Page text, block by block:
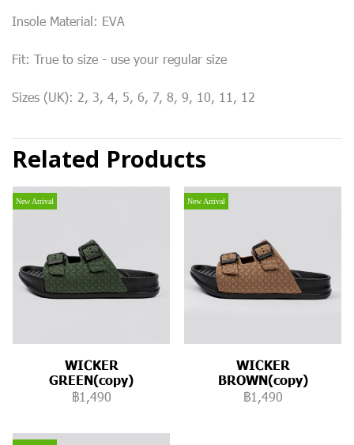
Insole Material: EVA
Fit: True to size - use your regular size
Sizes (UK): 2, 3, 4, 5, 6, 7, 8, 9, 10, 11, 12
Related Products
New Arrival
WICKER
GREEN(copy)
฿1,490
New Arrival
WICKER
BROWN(copy)
฿1,490